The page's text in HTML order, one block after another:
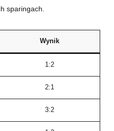
sparingach.
Wynik
1:2
2:1
3:2